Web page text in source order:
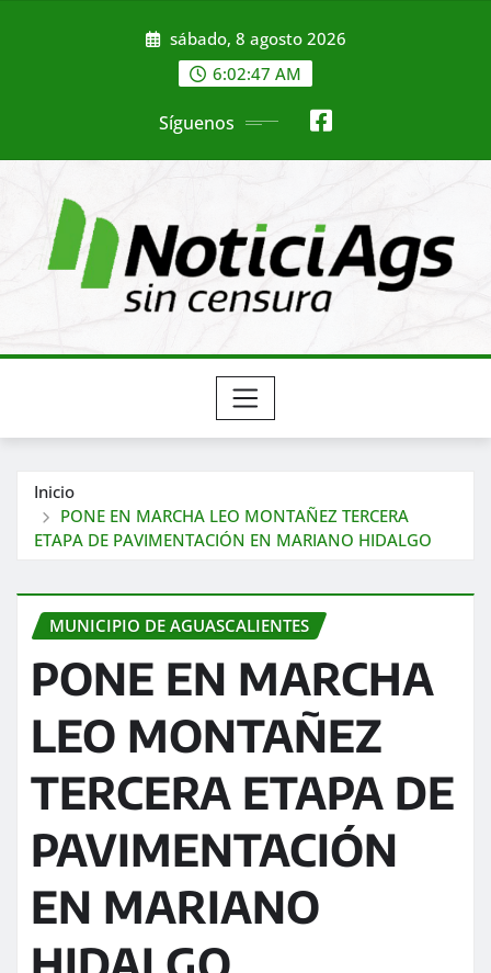
sábado, 8 agosto 2026
6:02:48 AM
Síguenos
Inicio
PONE EN MARCHA LEO MONTAÑEZ TERCERA
ETAPA DE PAVIMENTACIÓN EN MARIANO HIDALGO
MUNICIPIO DE AGUASCALIENTES
PONE EN MARCHA
LEO MONTAÑEZ
TERCERA ETAPA DE
PAVIMENTACIÓN
EN MARIANO